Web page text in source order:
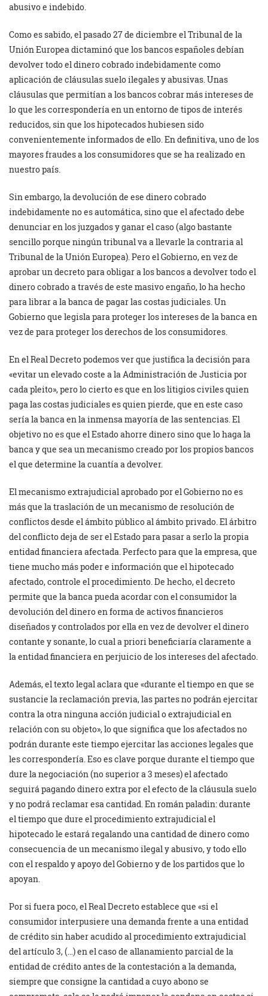
abusivo e indebido.
Como es sabido, el pasado 27 de diciembre el Tribunal de la
Unión Europea dictaminó que los bancos españoles debían
devolver todo el dinero cobrado indebidamente como
aplicación de cláusulas suelo ilegales y abusivas. Unas
cláusulas que permitían a los bancos cobrar más intereses de
lo que les correspondería en un entorno de tipos de interés
reducidos, sin que los hipotecados hubiesen sido
convenientemente informados de ello. En definitiva, uno de los
mayores fraudes a los consumidores que se ha realizado en
nuestro país.
Sin embargo, la devolución de ese dinero cobrado
indebidamente no es automática, sino que el afectado debe
denunciar en los juzgados y ganar el caso (algo bastante
sencillo porque ningún tribunal va a llevarle la contraria al
Tribunal de la Unión Europea). Pero el Gobierno, en vez de
aprobar un decreto para obligar a los bancos a devolver todo el
dinero cobrado a través de este masivo engaño, lo ha hecho
para librar a la banca de pagar las costas judiciales. Un
Gobierno que legisla para proteger los intereses de la banca en
vez de para proteger los derechos de los consumidores.
En el Real Decreto podemos ver que justifica la decisión para
«evitar un elevado coste a la Administración de Justicia por
cada pleito», pero lo cierto es que en los litigios civiles quien
paga las costas judiciales es quien pierde, que en este caso
sería la banca en la inmensa mayoría de las sentencias. El
objetivo no es que el Estado ahorre dinero sino que lo haga la
banca y que sea un mecanismo creado por los propios bancos
el que determine la cuantía a devolver.
El mecanismo extrajudicial aprobado por el Gobierno no es
más que la traslación de un mecanismo de resolución de
conflictos desde el ámbito público al ámbito privado. El árbitro
del conflicto deja de ser el Estado para pasar a serlo la propia
entidad financiera afectada. Perfecto para que la empresa, que
tiene mucho más poder e información que el hipotecado
afectado, controle el procedimiento. De hecho, el decreto
permite que la banca pueda acordar con el consumidor la
devolución del dinero en forma de activos financieros
diseñados y controlados por ella en vez de devolver el dinero
contante y sonante, lo cual a priori beneficiaría claramente a
la entidad financiera en perjuicio de los intereses del afectado.
Además, el texto legal aclara que «durante el tiempo en que se
sustancie la reclamación previa, las partes no podrán ejercitar
contra la otra ninguna acción judicial o extrajudicial en
relación con su objeto», lo que significa que los afectados no
podrán durante este tiempo ejercitar las acciones legales que
les correspondería. Eso es clave porque durante el tiempo que
dure la negociación (no superior a 3 meses) el afectado
seguirá pagando dinero extra por el efecto de la cláusula suelo
y no podrá reclamar esa cantidad. En román paladin: durante
el tiempo que dure el procedimiento extrajudicial el
hipotecado le estará regalando una cantidad de dinero como
consecuencia de un mecanismo ilegal y abusivo, y todo ello
con el respaldo y apoyo del Gobierno y de los partidos que lo
apoyan.
Por si fuera poco, el Real Decreto establece que «si el
consumidor interpusiere una demanda frente a una entidad
de crédito sin haber acudido al procedimiento extrajudicial
del artículo 3, (…) en el caso de allanamiento parcial de la
entidad de crédito antes de la contestación a la demanda,
siempre que consigne la cantidad a cuyo abono se